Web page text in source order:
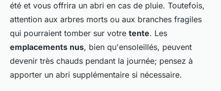
été et vous offrira un abri en cas de pluie. Toutefois,
attention aux arbres morts ou aux branches fragiles
qui pourraient tomber sur votre tente. Les
emplacements nus, bien qu'ensoleillés, peuvent
devenir très chauds pendant la journée; pensez à
apporter un abri supplémentaire si nécessaire.